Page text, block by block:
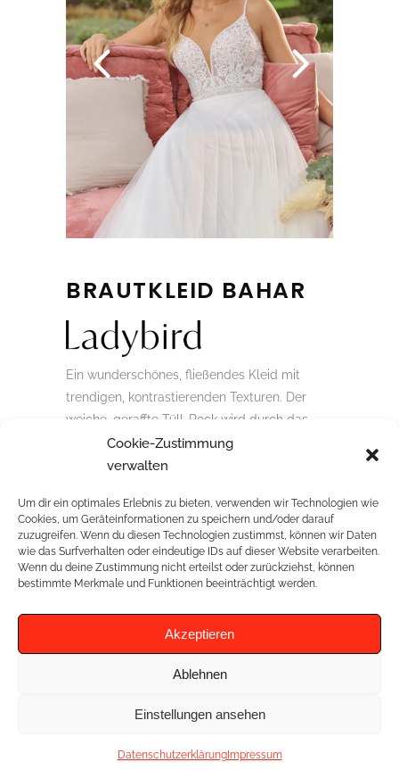
Cookie-Zustimmung
verwalten
Um dir ein optimales Erlebnis zu bieten, verwenden wir Technologien wie
Cookies, um Geräteinformationen zu speichern und/oder darauf
zuzugreifen. Wenn du diesen Technologien zustimmst, können wir Daten
wie das Surfverhalten oder eindeutige IDs auf dieser Website verarbeiten.
Wenn du deine Zustimmung nicht erteilst oder zurückziehst, können
bestimmte Merkmale und Funktionen beeinträchtigt werden.
Akzeptieren
Ablehnen
Einstellungen ansehen
DatenschutzerklärungImpressum
BRAUTKLEID BAHAR
Ein wunderschönes, fließendes Kleid mit
trendigen, kontrastierenden Texturen. Der
weiche, geraffte Tüll-Rock wird durch das
strukturierte Spitzenmieder mit V-Ausschnitt
und einem entzückenden tief
RELATED PROJECTS